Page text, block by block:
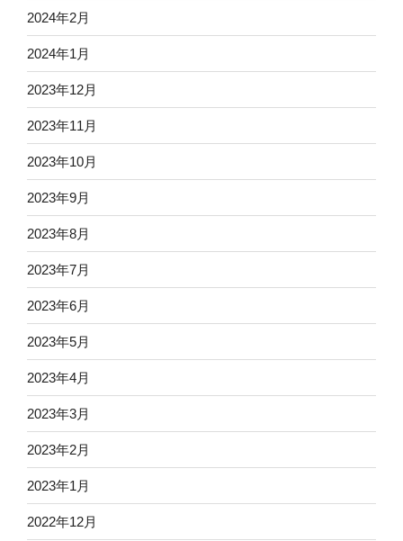
2024年2月
2024年1月
2023年12月
2023年11月
2023年10月
2023年9月
2023年8月
2023年7月
2023年6月
2023年5月
2023年4月
2023年3月
2023年2月
2023年1月
2022年12月